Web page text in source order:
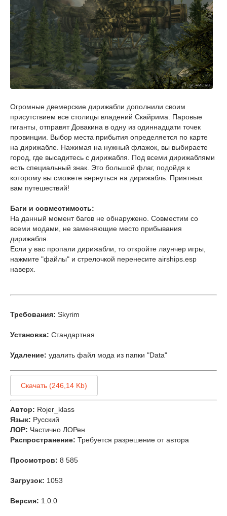
Огромные двемерские дирижабли дополнили своим
присутствием все столицы владений Скайрима. Паровые
гиганты, отправят Довакина в одну из одиннадцати точек
провинции. Выбор места прибытия определяется по карте
на дирижабле. Нажимая на нужный флажок, вы выбираете
город, где высадитесь с дирижабля. Под всеми дирижаблями
есть специальный знак. Это большой флаг, подойдя к
которому вы сможете вернуться на дирижабль. Приятных
вам путешествий!
Баги и совместимость:
На данный момент багов не обнаружено. Совместим со
всеми модами, не заменяющие место прибывания
дирижабля.
Если у вас пропали дирижабли, то откройте лаунчер игры,
нажмите "файлы" и стрелочкой перенесите airships.esp
наверх.
Требования: Skyrim
Установка: Стандартная
Удаление: удалить файл мода из папки "Data"
Скачать (246,14 Kb)
Автор: Rojer_klass
Язык: Русский
ЛОР: Частично ЛОРен
Распространение: Требуется разрешение от автора
Просмотров: 8 585
Загрузок: 1053
Версия: 1.0.0